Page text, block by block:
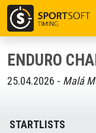
ENDURO
25.04.2026 - Malá
STARTLISTS